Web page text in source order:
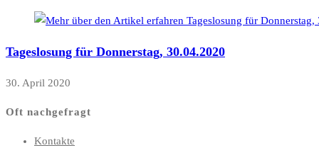
Tageslosung für Donnerstag, 30.04.2020
30. April 2020
Oft nachgefragt
Kontakte